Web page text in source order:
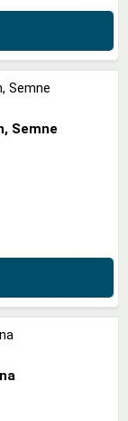
Semne